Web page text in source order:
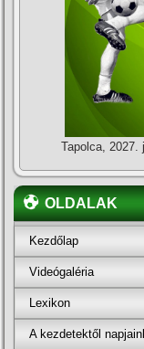
Tapolca, 2027.
OLDALAK
Kezdőlap
Videógaléria
Lexikon
A kezdetektől